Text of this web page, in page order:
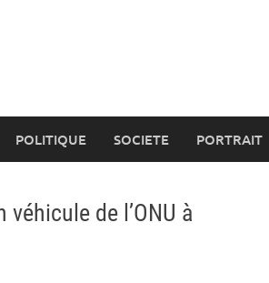
POLITIQUE SOCIETE PORTRAIT
de l’ONU à